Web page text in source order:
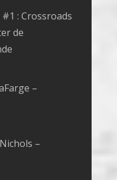
#1 : Crossroads
de
–
–